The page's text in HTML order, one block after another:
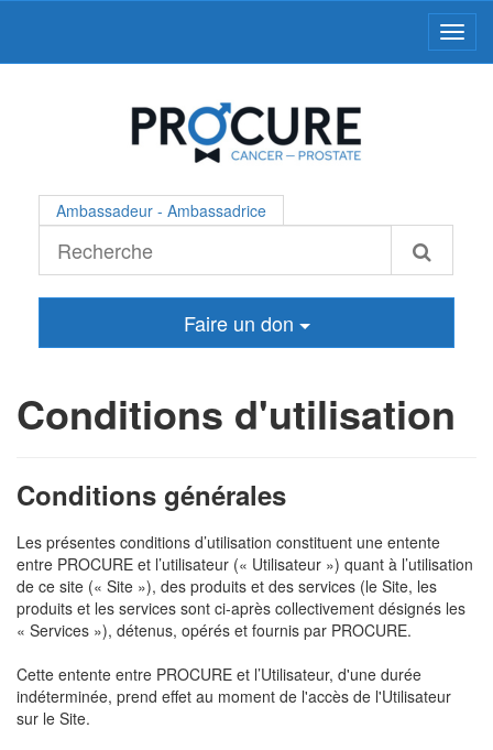
Ambassadeur - Ambassadrice
Faire un don
Conditions d'utilisation
Conditions générales
Les présentes conditions d’utilisation constituent une entente
entre PROCURE et l’utilisateur (« Utilisateur ») quant à l’utilisation
de ce site (« Site »), des produits et des services (le Site, les
produits et les services sont ci-après collectivement désignés les
« Services »), détenus, opérés et fournis par PROCURE.
Cette entente entre PROCURE et l’Utilisateur, d'une durée
indéterminée, prend effet au moment de l'accès de l'Utilisateur
sur le Site.